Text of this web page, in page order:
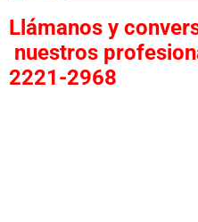
Llámanos y
nuestros
2221-2968